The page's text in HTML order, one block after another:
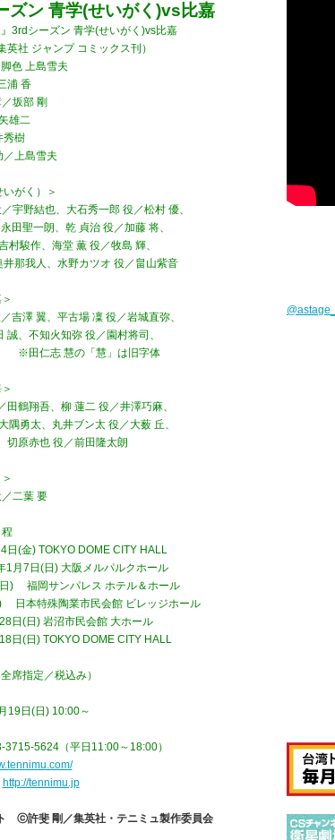
ズン 青学(せいがく)vs比嘉
3rdシーズン 青学(せいがく)vs比嘉
社 ジャンプ コミックス刊）
色 上島雪夫
浦 香
坂部 剛
雄二
秀樹
／上島雪夫
がく）＞
宇野結也、大石秀一郎 役／松村 優、
田聖一朗、乾 貞治 役／加藤 将、
村駿作、海堂 薫 役／牧島 輝、
那我人、水野カツオ 役／畠山紫音
吉澤 翼、平古場 凜 役／岩城直弥、
、不知火知弥 役／園村将司、
志 慧の「慧」は旧字体
鶴翔吾、柳 蓮二 役／井澤巧麻、
勇太、丸井ブン太 役／大薮 丘、
切原赤也 役／前田隆太朗
二葉 要
(金) TOKYO DOME CITY HALL
月7日(日) 大阪メルパルクホール
) 福岡サンパレス ホテル＆ホール
本特殊陶業市民会館 ビレッジホール
日(日) 岩沼市民会館 大ホール
日(日) TOKYO DOME CITY HALL
席指定／税込み）
19日(日) 10:00～
5624（平日11:00～18:00）
http://tennimu.jp
ⓒ許斐 剛／集英社・テニミュ製作委員会